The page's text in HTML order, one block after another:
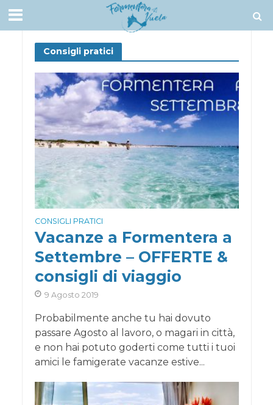
Consigli pratici
CONSIGLI PRATICI
Vacanze a Formentera a
Settembre – OFFERTE &
consigli di viaggio
9 Agosto 2019
Probabilmente anche tu hai dovuto
passare Agosto al lavoro, o magari in città,
e non hai potuto goderti come tutti i tuoi
amici le famigerate vacanze estive...